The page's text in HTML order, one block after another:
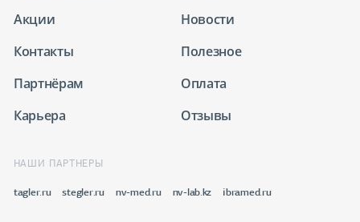
Акции
Новости
Контакты
Полезное
Партнёрам
Оплата
Карьера
Отзывы
НАШИ ПАРТНЕРЫ
tagler.ru stegler.ru nv-med.ru nv-lab.kz ibramed.ru